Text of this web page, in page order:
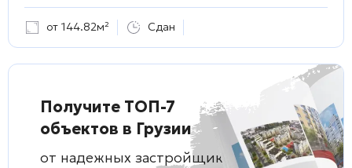
от 144.82м² Сдан
Получите ТОП-7
объектов в Грузии
от надежных застройщиков